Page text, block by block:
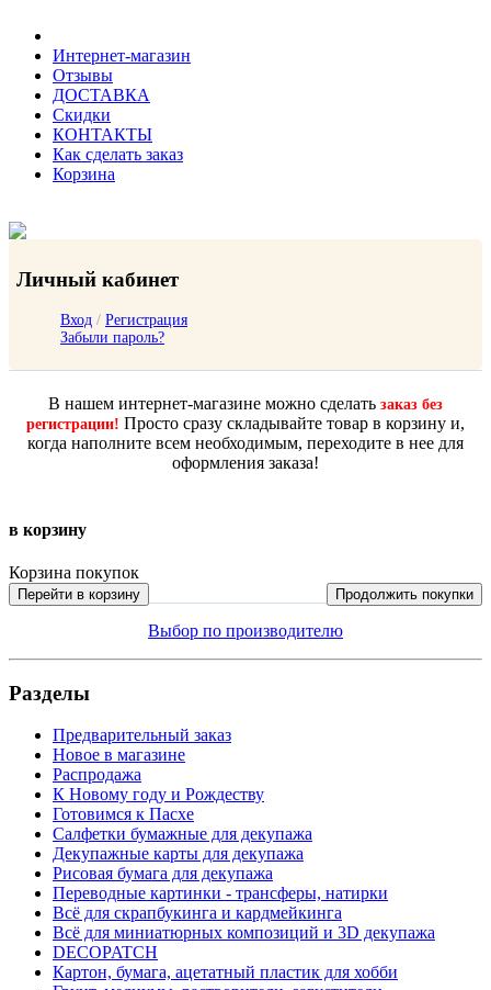
Интернет-магазин
Отзывы
ДОСТАВКА
Скидки
КОНТАКТЫ
Как сделать заказ
Корзина
Личный кабинет
Вход / Регистрация
Забыли пароль?
В нашем интернет-магазине можно сделать заказ без
регистрации! Просто сразу складывайте товар в корзину и,
когда наполните всем необходимым, переходите в нее для
оформления заказа!
в корзину
Корзина покупок
Перейти в корзину Продолжить покупки
Выбор по производителю
Разделы
Предварительный заказ
Новое в магазине
Распродажа
К Новому году и Рождеству
Готовимся к Пасхе
Салфетки бумажные для декупажа
Декупажные карты для декупажа
Рисовая бумага для декупажа
Переводные картинки - трансферы, натирки
Всё для скрапбукинга и кардмейкинга
Всё для миниатюрных композиций и 3D декупажа
DECOPATCH
Картон, бумага, ацетатный пластик для хобби